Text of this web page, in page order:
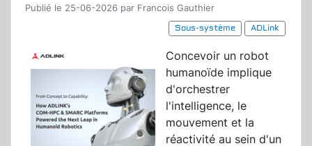
Publié le 25-06-2026 par Francois Gauthier
Sous-système
ADLink
Concevoir un robot
humanoïde implique
d'orchestrer
l'intelligence, le
mouvement et la
réactivité au sein d'un